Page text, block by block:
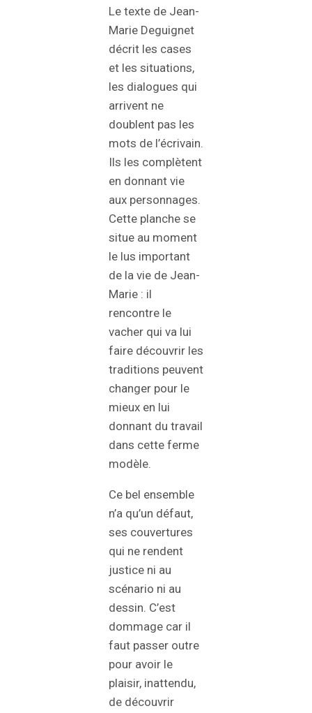
Le texte de Jean-
Marie Deguignet
décrit les cases
et les situations,
les dialogues qui
arrivent ne
doublent pas les
mots de l’écrivain.
Ils les complètent
en donnant vie
aux personnages.
Cette planche se
situe au moment
le lus important
de la vie de Jean-
Marie : il
rencontre le
vacher qui va lui
faire découvrir les
traditions peuvent
changer pour le
mieux en lui
donnant du travail
dans cette ferme
modèle.
Ce bel ensemble
n’a qu’un défaut,
ses couvertures
qui ne rendent
justice ni au
scénario ni au
dessin. C’est
dommage car il
faut passer outre
pour avoir le
plaisir, inattendu,
de découvrir